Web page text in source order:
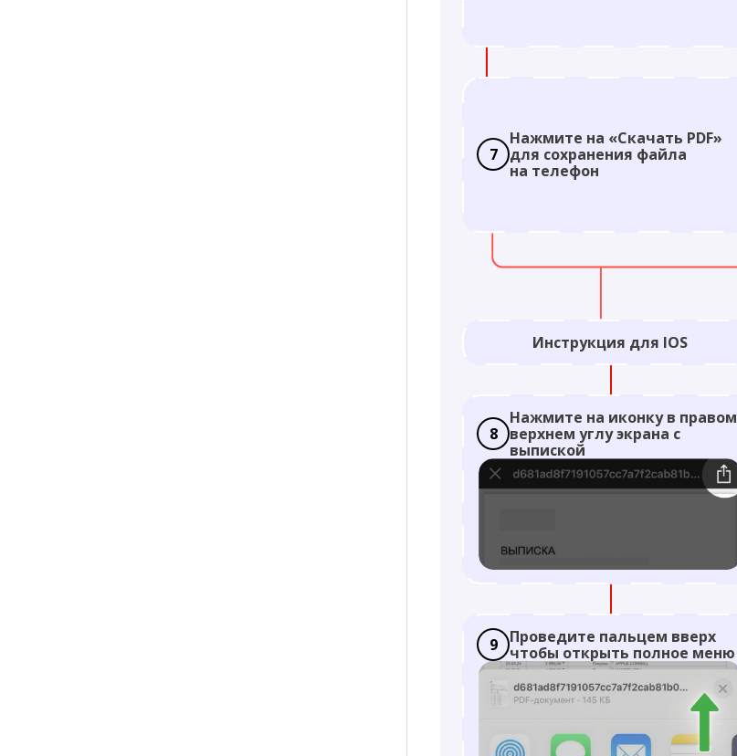
7
Нажмите на «Скачать PDF»
для сохранения файла
на телефон
Инструкция для IOS
8
Нажмите на иконку в правом
верхнем углу экрана с
выпиской
9
Проведите пальцем вверх
чтобы открыть полное меню